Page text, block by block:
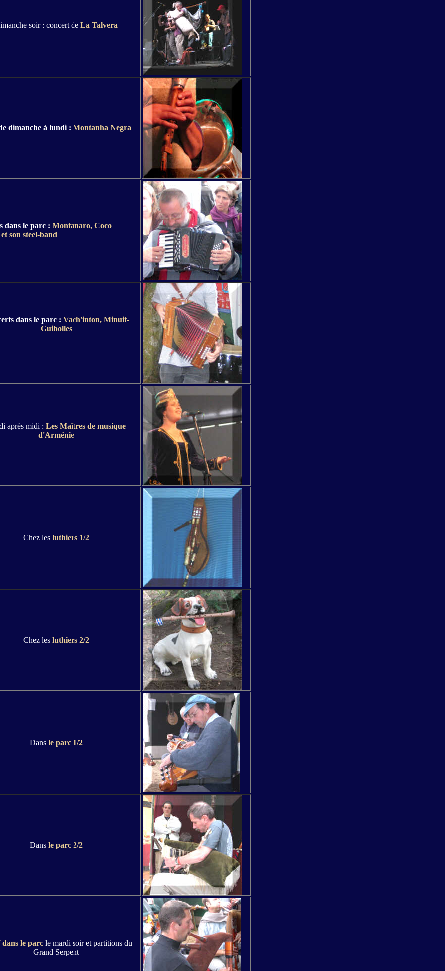
soir : concert de La Talvera
dimanche à lundi : Montanha Negra
dans le parc : Montanaro, Coco
son steel-band
dans le parc : Vach'inton, Minuit-
Guibolles
après midi : Les Maîtres de musique
d'Arménie
Chez les luthiers 1/2
Chez lesluthiers 2/2
Dans le parc 1/2
Dans le parc 2/2
dans le parc le mardi soir et partitions du
Grand Serpent